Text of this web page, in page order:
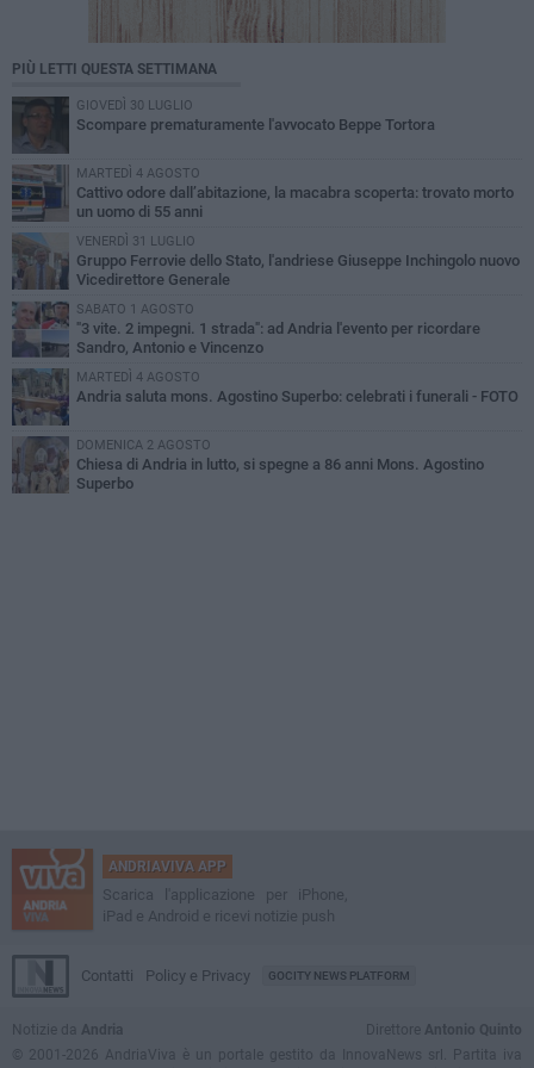
PIÙ LETTI QUESTA SETTIMANA
GIOVEDÌ 30 LUGLIO
Scompare prematuramente l'avvocato Beppe Tortora
MARTEDÌ 4 AGOSTO
Cattivo odore dall’abitazione, la macabra scoperta: trovato morto
un uomo di 55 anni
VENERDÌ 31 LUGLIO
Gruppo Ferrovie dello Stato, l'andriese Giuseppe Inchingolo nuovo
Vicedirettore Generale
SABATO 1 AGOSTO
"3 vite. 2 impegni. 1 strada": ad Andria l'evento per ricordare
Sandro, Antonio e Vincenzo
MARTEDÌ 4 AGOSTO
Andria saluta mons. Agostino Superbo: celebrati i funerali - FOTO
DOMENICA 2 AGOSTO
Chiesa di Andria in lutto, si spegne a 86 anni Mons. Agostino
Superbo
ANDRIAVIVA APP
Scarica l'applicazione per iPhone,
iPad e Android e ricevi notizie push
Contatti Policy e Privacy GOCITY NEWS PLATFORM
Notizie da Andria Direttore Antonio Quinto
© 2001-2026 AndriaViva è un portale gestito da InnovaNews srl. Partita iva